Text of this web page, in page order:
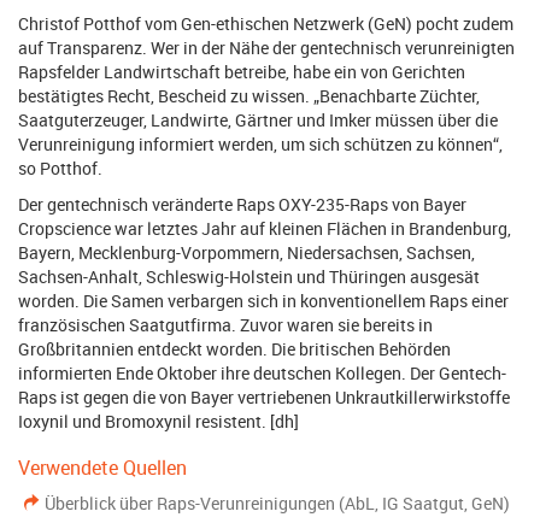
Christof Potthof vom Gen-ethi­schen Netzwerk (GeN) pocht zudem
auf Transparenz. Wer in der Nähe der gentechnisch verunreinigten
Rapsfelder Landwirtschaft betreibe, habe ein von Gerichten
bestätigtes Recht, Bescheid zu wissen. „Benachbarte Züchter,
Saatguterzeuger, Landwirte, Gärtner und Imker müssen über die
Verun­rei­nigung informiert werden, um sich schützen zu können“,
so Potthof.
Der gentechnisch veränderte Raps OXY-235-Raps von Bayer
Cropscience war letztes Jahr auf kleinen Flächen in Brandenburg,
Bayern, Mecklenburg-Vorpommern, Niedersachsen, Sachsen,
Sachsen-Anhalt, Schleswig-Holstein und Thüringen ausgesät
worden. Die Samen verbargen sich in konventionellem Raps einer
französischen Saatgutfirma. Zuvor waren sie bereits in
Großbritannien entdeckt worden. Die britischen Behörden
informierten Ende Oktober ihre deutschen Kollegen. Der Gentech-
Raps ist gegen die von Bayer vertriebenen Unkrautkillerwirkstoffe
Ioxynil und Bromoxynil resistent. [dh]
Verwendete Quellen
Überblick über Raps-Verunreinigungen (AbL, IG Saatgut, GeN)